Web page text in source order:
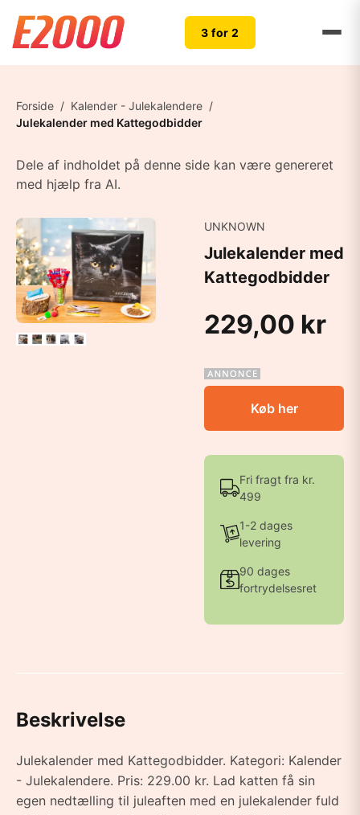
3 for 2
Forside / Kalender - Julekalendere /
Julekalender med Kattegodbidder
Dele af indholdet på denne side kan være genereret
med hjælp fra AI.
UNKNOWN
Julekalender med
Kattegodbidder
229,00 kr
Køb her
Fri fragt fra kr.
499
1-2 dages
levering
90 dages
fortrydelsesret
Beskrivelse
Julekalender med Kattegodbidder. Kategori: Kalender
- Julekalendere. Pris: 229.00 kr. Lad katten få sin
egen nedtælling til juleaften med en julekalender fuld